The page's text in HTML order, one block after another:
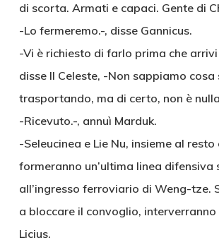
di scorta. Armati e capaci. Gente di
-Lo fermeremo.-, disse Gannicus.
-Vi è richiesto di farlo prima che
disse Il Celeste, -Non sappiamo cosa
trasportando, ma di certo, non è
-Ricevuto.-, annuì Marduk.
-Seleucinea e Lie Nu, insieme al
formeranno un’ultima linea difensiva
all’ingresso ferroviario di Weng-tze.
a bloccare il convoglio, interverranno
Licius.